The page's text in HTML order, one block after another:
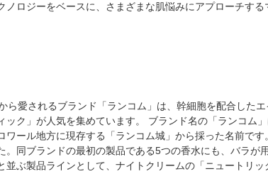
ノロジーをベースに、さまざまな肌悩みにアプローチす
ら愛されるブランド「ランコム」は、幹細胞を配合した
ック」が人気を集めています。 ブランド名の「ランコム
ワール地方に現存する「ランコム城」から採った名前で
。同ブランドの最初の製品である5つの香水にも、バラが
ぶ製品ラインとして、ナイトクリームの「ニュートリ